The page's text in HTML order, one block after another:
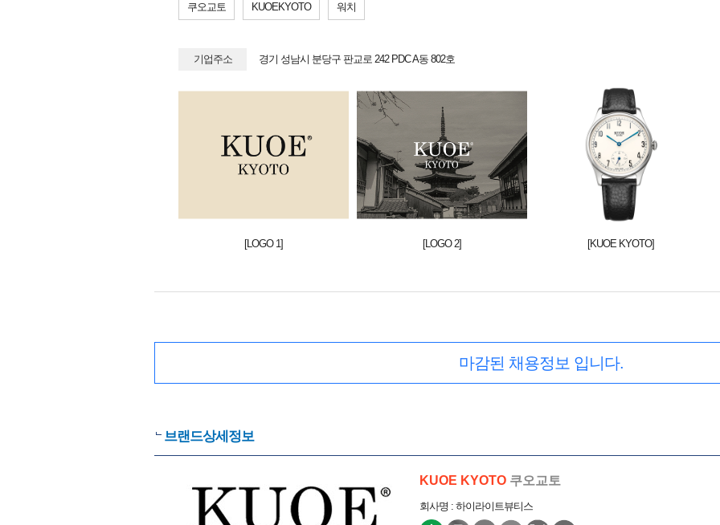
쿠오교토 KUOEKYOTO 워치
기업주소 경기 성남시 분당구 판교로 242 PDC A동 802호
[LOGO 1] [LOGO 2] [KUOE KYOTO]
마감된 채용정보 입니다.
브랜드상세정보
KUOE KYOTO 쿠오교토
회사명 : 하이라이트뷰티스